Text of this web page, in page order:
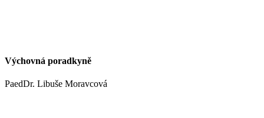
Výchovná poradkyně
PaedDr. Libuše Moravcová